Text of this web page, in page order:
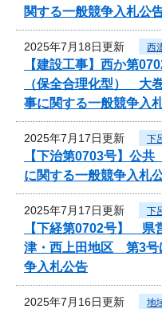
関する一般競争入札公
2025年7月18日更新 西
【建設工事】西か第
（保全合理化型） 大
事に関する一般競争入
2025年7月17日更新 下
【下治第0703号】公
に関する一般競争入札
2025年7月17日更新 下
【下経第0702号】
津・西上田地区 第3号
争入札公告
2025年7月16日更新 地